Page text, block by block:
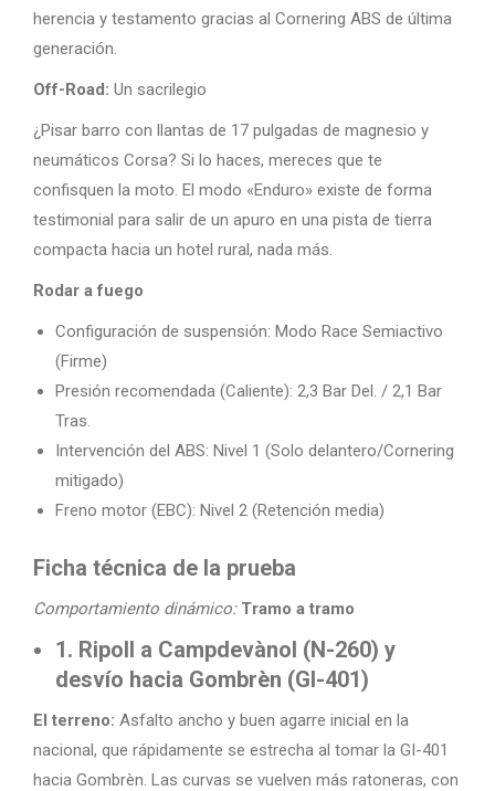
herencia y testamento gracias al Cornering ABS de última
generación.
Off-Road: Un sacrilegio
¿Pisar barro con llantas de 17 pulgadas de magnesio y
neumáticos Corsa? Si lo haces, mereces que te
confisquen la moto. El modo «Enduro» existe de forma
testimonial para salir de un apuro en una pista de tierra
compacta hacia un hotel rural, nada más.
Rodar a fuego
Configuración de suspensión: Modo Race Semiactivo
(Firme)
Presión recomendada (Caliente): 2,3 Bar Del. / 2,1 Bar
Tras.
Intervención del ABS: Nivel 1 (Solo delantero/Cornering
mitigado)
Freno motor (EBC): Nivel 2 (Retención media)
Ficha técnica de la prueba
Comportamiento dinámico: Tramo a tramo
1. Ripoll a Campdevànol (N-260) y
desvío hacia Gombrèn (GI-401)
El terreno: Asfalto ancho y buen agarre inicial en la
nacional, que rápidamente se estrecha al tomar la GI-401
hacia Gombrèn. Las curvas se vuelven más ratoneras, con